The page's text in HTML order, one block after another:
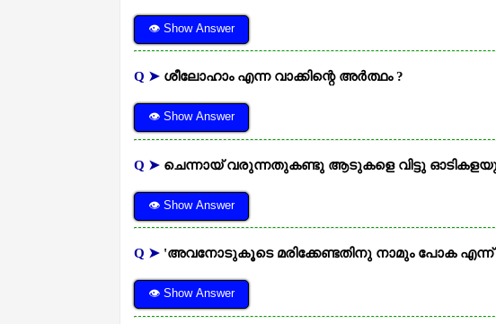
👁 Show Answer
Q ➤ ശീലോഹാം എന്ന വാക്കിന്റെ അര്‍ത്ഥം ?
👁 Show Answer
Q ➤ ചെന്നായ് വരുന്നതുകണ്ടു ആടുകളെ വിട്ടു
👁 Show Answer
Q ➤ 'അവനോടുകൂടെ മരിക്കേണ്ടതിനു നാമും പോക
👁 Show Answer